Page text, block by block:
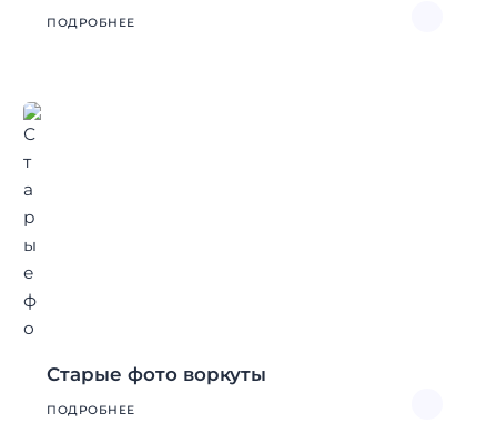
ПОДРОБНЕЕ
Старые фото воркуты
ПОДРОБНЕЕ